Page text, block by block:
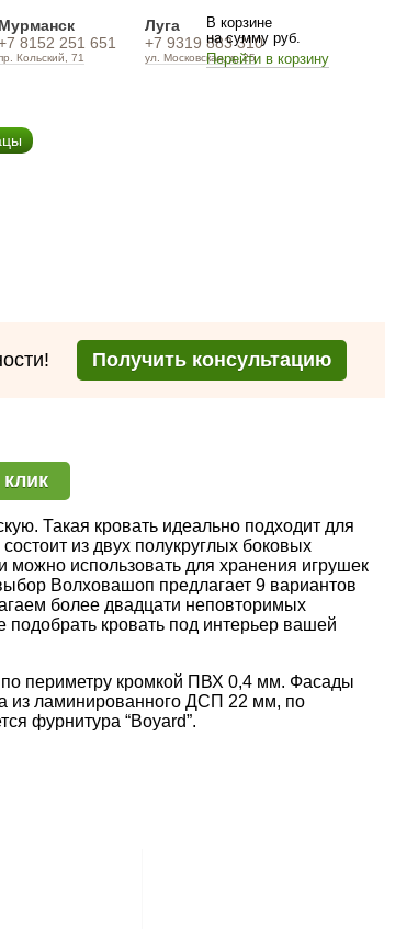
Мурманск
8152 251 651
Кольский, 71
Луга
+7 9319 883 310
ул. Московская, д. 25
В корзине
на сумму руб.
Перейти в корзину
Получить консультацию
Такая кровать идеально подходит для
из двух полукруглых боковых
использовать для хранения игрушек
Волховашоп предлагает 9 вариантов
более двадцати неповторимых
кровать под интерьер вашей
периметру кромкой ПВХ 0,4 мм. Фасады
из ламинированного ДСП 22 мм, по
фурнитура “Boyard”.